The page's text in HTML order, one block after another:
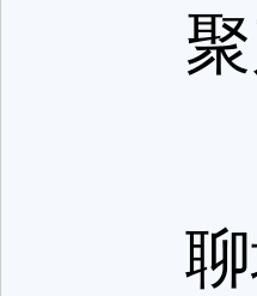
聚产
聊城